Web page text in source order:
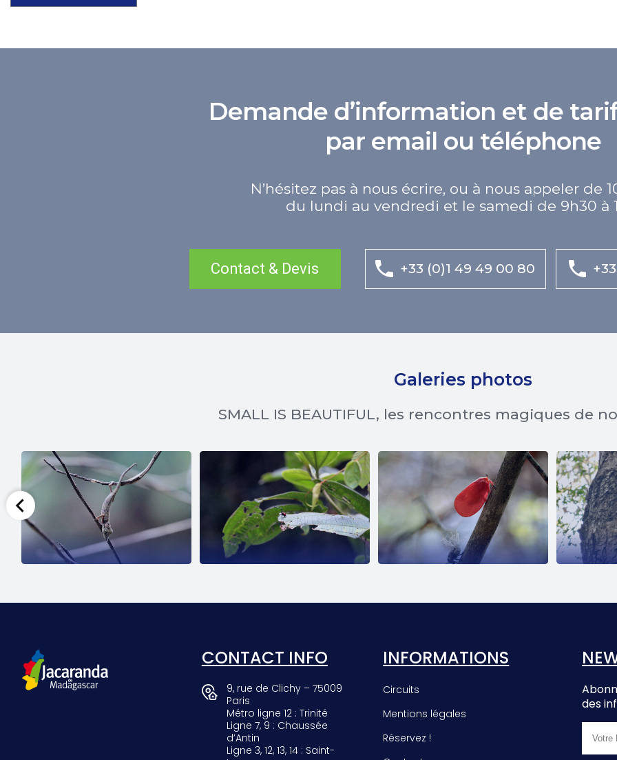
Demande d’information et de
par email ou téléphone
N’hésitez pas à nous écrire, ou à nous appeler de
du lundi au vendredi et le samedi de 9h30 à
Contact & Devis +33 (0)1 49 49 00 80
Galeries photos
SMALL IS BEAUTIFUL, les rencontres magiques de
CONTACT INFO
9, rue de Clichy – 75009
Paris
Métro ligne 12 : Trinité
Ligne 7, 9 : Chaussée
d’Antin
Ligne 3, 12, 13, 14 : Saint-
INFORMATIONS
Circuits
Mentions légales
Réservez !
des